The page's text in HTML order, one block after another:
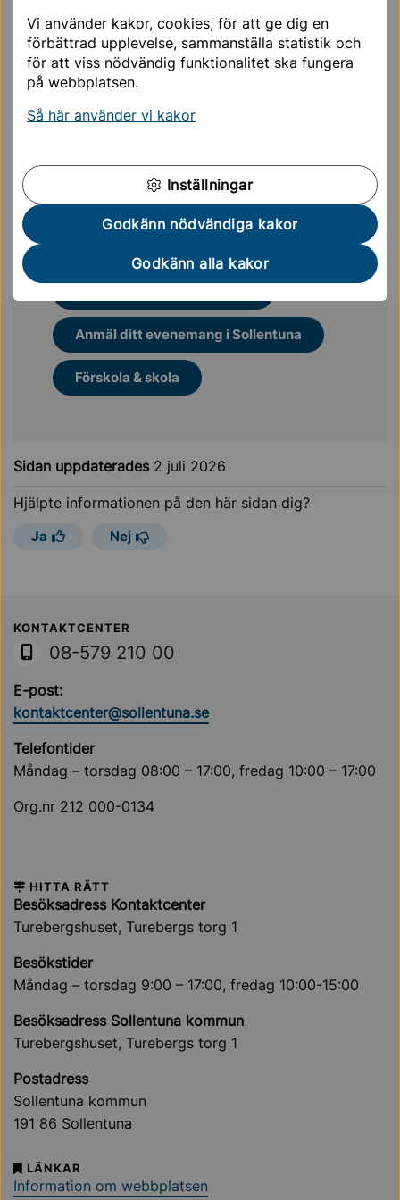
Vi använder kakor, cookies, för att ge dig en
förbättrad upplevelse, sammanställa statistik och
för att viss nödvändig funktionalitet ska fungera
på webbplatsen.
Så här använder vi kakor
Inställningar
Godkänn nödvändiga kakor
Godkänn alla kakor
08-579 222 40
josefin.norby@sollentuna.se
Företagsportalen
Anmäl ditt evenemang i Sollentuna
Förskola & skola
Sidan uppdaterades 2 juli 2026
Hjälpte informationen på den här sidan dig?
Ja Nej
Sollentuna Kommun
KONTAKTCENTER
08-579 210 00
E-post:
kontaktcenter@sollentuna.se
Telefontider
Måndag – torsdag 08:00 – 17:00, fredag 10:00 – 17:00
Org.nr 212 000-0134
HITTA RÄTT
Besöksadress Kontaktcenter
Turebergshuset, Turebergs torg 1
Besökstider
Måndag – torsdag 9:00 – 17:00, fredag 10:00-15:00
Besöksadress Sollentuna kommun
Turebergshuset, Turebergs torg 1
Postadress
Sollentuna kommun
191 86 Sollentuna
LÄNKAR
Information om webbplatsen